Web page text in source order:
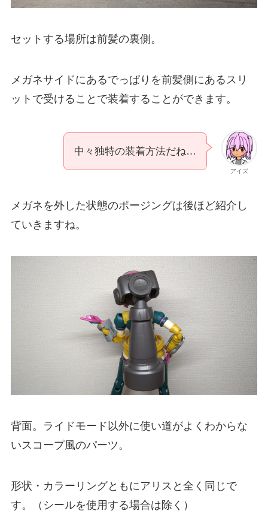
セットする場所は前髪の裏側。
メガネサイドにあるでっぱりを前髪側にあるスリ
ットで受けることで装着することができます。
アイズ
中々独特の装着方法だね…
メガネを外した状態のポージングは後ほど紹介し
ていきますね。
背面。ライドモード以外に使い道がよくわからな
いスコープ風のパーツ。
形状・カラーリングともにアリスと全く同じで
す。（シールを使用する場合は除く）